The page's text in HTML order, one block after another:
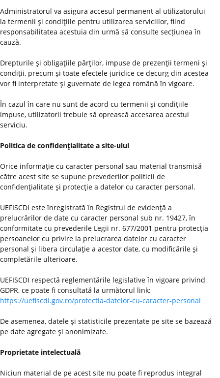
Administratorul va asigura accesul permanent al utilizatorului
la termenii şi condiţiile pentru utilizarea serviciilor, fiind
responsabilitatea acestuia din urmă să consulte secțiunea în
cauză.
Drepturile şi obligaţiile părţilor, impuse de prezenţii termeni şi
condiţii, precum şi toate efectele juridice ce decurg din acestea
vor fi interpretate şi guvernate de legea română în vigoare.
În cazul în care nu sunt de acord cu termenii şi condiţiile
impuse, utilizatorii trebuie să oprească accesarea acestui
serviciu.
Politica de confidenţialitate a site-ului
Orice informaţie cu caracter personal sau material transmisă
către acest site se supune prevederilor politicii de
confidenţialitate şi protecţie a datelor cu caracter personal.
UEFISCDI este înregistrată în Registrul de evidenţă a
prelucrărilor de date cu caracter personal sub nr. 19427, în
conformitate cu prevederile Legii nr. 677/2001 pentru protecţia
persoanelor cu privire la prelucrarea datelor cu caracter
personal şi libera circulaţie a acestor date, cu modificările şi
completările ulterioare.
UEFISCDI respectă reglementările legislative în vigoare privind
GDPR, ce poate fi consultată la următorul link:
https://uefiscdi.gov.ro/protectia-datelor-cu-caracter-personal
De asemenea, datele şi statisticile prezentate pe site se bazează
pe date agregate şi anonimizate.
Proprietate intelectuală
Niciun material de pe acest site nu poate fi reprodus integral